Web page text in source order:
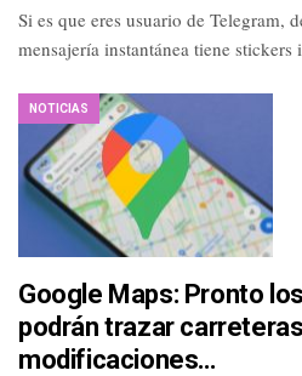
Si es que eres usuario de Telegram,
mensajería instantánea tiene
NOTICIAS
Google Maps: Pronto
podrán trazar
modificaciones…